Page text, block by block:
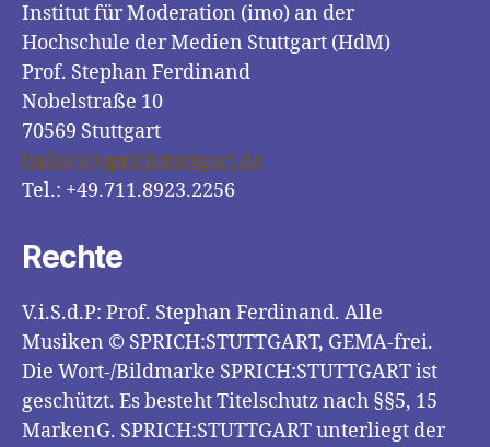
Institut für Moderation (imo) an der
Hochschule der Medien Stuttgart (HdM)
Prof. Stephan Ferdinand
Nobelstraße 10
70569 Stuttgart
hallo(at)sprichstuttgart.de
Tel.: +49.711.8923.2256
Rechte
V.i.S.d.P: Prof. Stephan Ferdinand. Alle
Musiken © SPRICH:STUTTGART, GEMA-frei.
Die Wort-/Bildmarke SPRICH:STUTTGART ist
geschützt. Es besteht Titelschutz nach §§5, 15
MarkenG. SPRICH:STUTTGART unterliegt der